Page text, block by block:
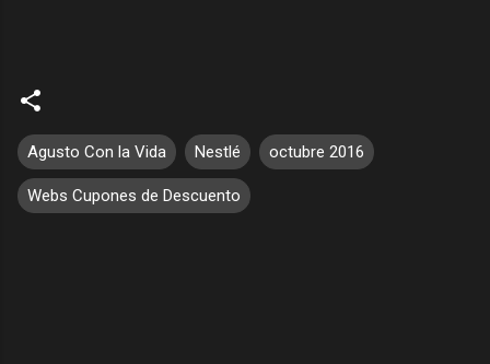
Agusto Con la Vida Nestlé octubre 2016
Webs Cupones de Descuento